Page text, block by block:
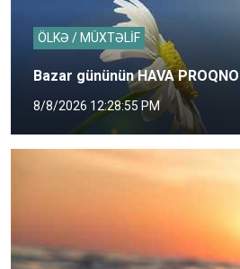
ÖLKƏ / MÜXTƏLİF
Bazar gününün HAVA
8/8/2026 12:28:55 PM